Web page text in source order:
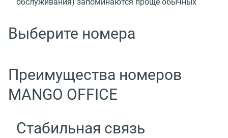
обслуживания) запоминаются проще обычных
Выберите номера
Преимущества номеров
MANGO OFFICE
Стабильная связь